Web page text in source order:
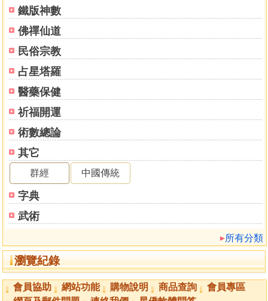
鐵版神數
佛禪仙道
民俗宗教
占星塔羅
醫藥保健
祈福開運
術數總論
其它
群經 中國傳統
字典
武術
所有分類
瀏覽紀錄
第一章‧占星給你的好處
Ⅰ 改善性格就能改運
Ⅱ 利用「占星」發達有條路
Ⅲ 重新構造您的個人命運版圖
Ⅳ 超越傳統術數的改運極限
第二章‧占星與中國五術的大決戰
人類生存的４Ｄ原素大揭秘
第三章‧占星是怎麼一回事
簡介
Ⅰ 繪畫您的本命星圖
Ⅱ 「八字學」的廣闊差誤
Ⅲ 一宗大師的補充
Ⅳ 「紫微斗數」並非真「占星」
第四章‧星座運程靠譜嗎
Ⅰ 脫離俗世人眼光的個人星座表演
ａ． 疑問一：市面「星座」醞成能看透人的運程嗎？
ｂ． 疑問二：「占星術」上那部分看清人的真面目？
第五章‧占星十二宮超易明
Ⅰ 每宮肩負的人生任務
Ⅱ 透示「十二宮」的功能
Ⅲ 上至國家下至個人都靠「十二宮」
會員協助 網站功能 購物說明 商品查詢
會員專區